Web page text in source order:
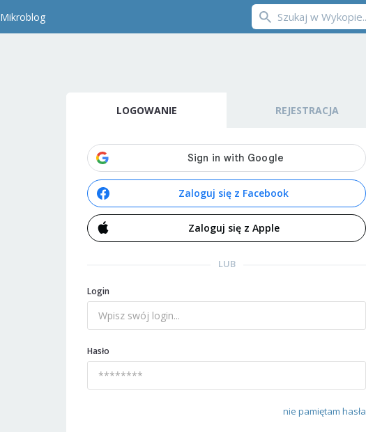
Mikroblog
LOGOWANIE REJESTRACJA
Zaloguj się z Facebook
Zaloguj się z Apple
LUB
Login
Hasło
nie pamiętam hasła